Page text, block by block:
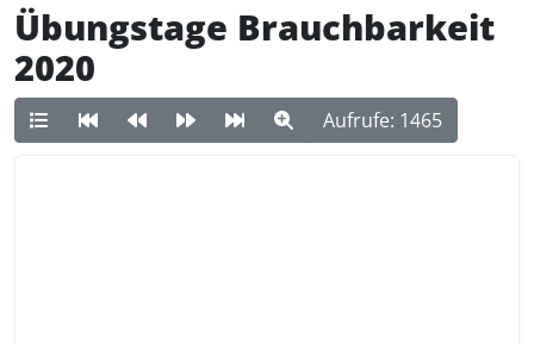
Übungstage Brauchbarkeit
2020
Aufrufe: 1465